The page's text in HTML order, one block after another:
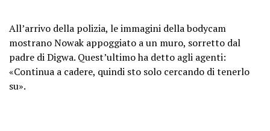
All’arrivo della polizia, le immagini della bodycam
mostrano Nowak appoggiato a un muro, sorretto dal
padre di Digwa. Quest’ultimo ha detto agli agenti:
«Continua a cadere, quindi sto solo cercando di tenerlo
su».